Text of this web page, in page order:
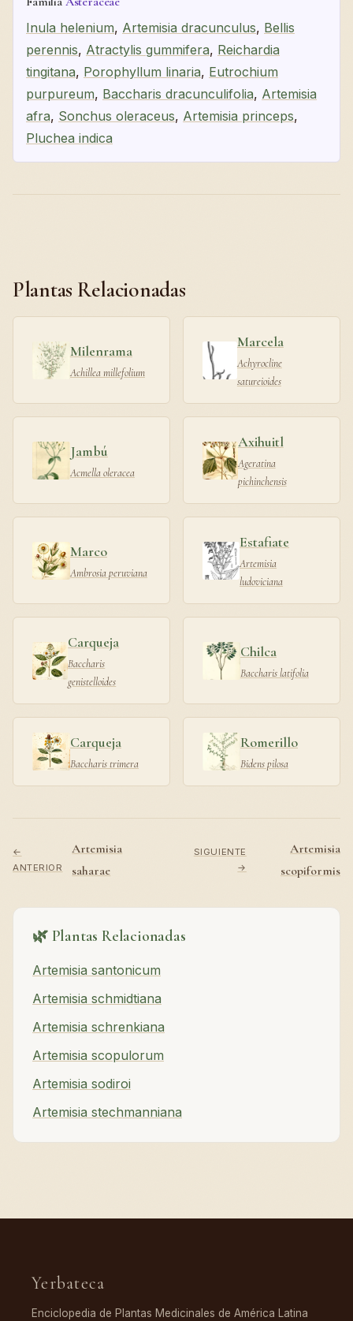
Inula helenium, Artemisia dracunculus, Bellis
perennis, Atractylis gummifera, Reichardia
tingitana, Porophyllum linaria, Eutrochium
purpureum, Baccharis dracunculifolia, Artemisia
afra, Sonchus oleraceus, Artemisia princeps,
Pluchea indica
Plantas Relacionadas
Milenrama
Achillea millefolium
Marcela
Achyrocline
satureioides
Jambú
Acmella oleracea
Axihuitl
Ageratina
pichinchensis
Marco
Ambrosia peruviana
Estafiate
Artemisia
ludoviciana
Carqueja
Baccharis
genistelloides
Chilca
Baccharis latifolia
Carqueja
Baccharis trimera
Romerillo
Bidens pilosa
←
ANTERIOR
Artemisia
saharae
SIGUIENTE
→
Artemisia
scopiformis
🌿 Plantas Relacionadas
Artemisia santonicum
Artemisia schmidtiana
Artemisia schrenkiana
Artemisia scopulorum
Artemisia sodiroi
Artemisia stechmanniana
Yerbateca
Enciclopedia de Plantas Medicinales de América Latina